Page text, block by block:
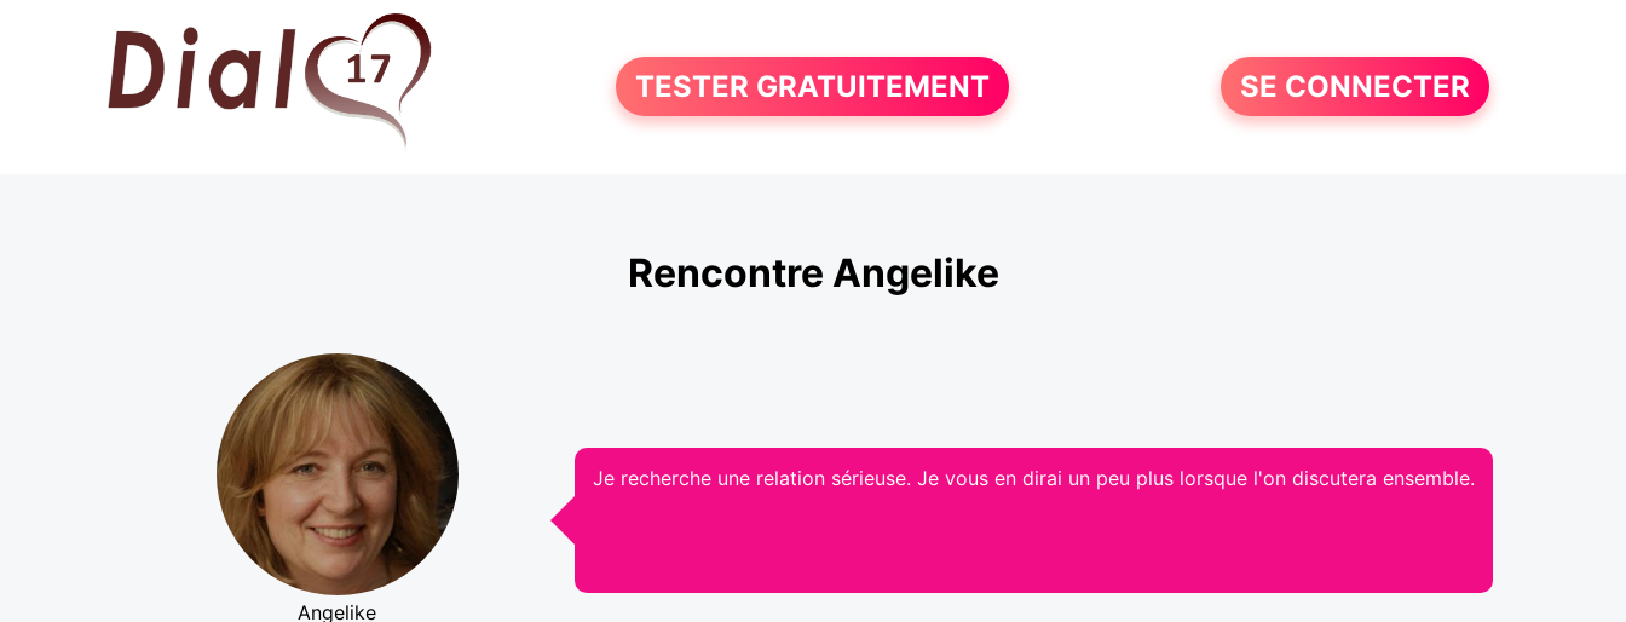
TESTER GRATUITEMENT SE CONNECTER
Rencontre Angelike
Angelike
Je recherche une relation sérieuse. Je vous en dirai un peu plus lorsque l'on discutera ensemble.